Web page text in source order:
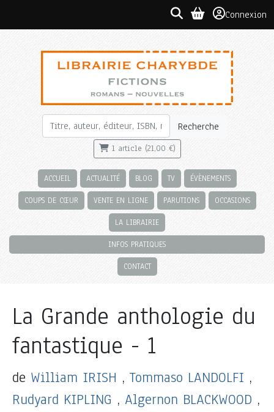
Connexion
Recherche
1 article (21,00 €)
ACCUEIL ACTUALITÉ BLOG TV ÉVÈNEMENTS
COUPS DE CŒUR VENTE EN LIGNE PARUTIONS OCCASIONS
LA LIBRAIRIE
INFOS PRATIQUES
CONTACT
La Grande anthologie du
fantastique - 1
de William IRISH , Tommaso LANDOLFI ,
Rudyard KIPLING , Algernon BLACKWOOD ,